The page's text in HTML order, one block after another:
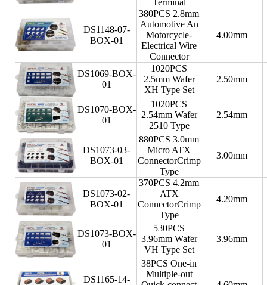
Terminal
DS1148-07-
BOX-01
380PCS 2.8mm
Automotive An
Motorcycle-
Electrical Wire
Connector
4.00mm
DS1069-BOX-
01
1020PCS
2.5mm Wafer
XH Type Set
2.50mm
DS1070-BOX-
01
1020PCS
2.54mm Wafer
2510 Type
2.54mm
DS1073-03-
BOX-01
880PCS 3.0mm
Micro ATX
ConnectorCrimp
Type
3.00mm
DS1073-02-
BOX-01
370PCS 4.2mm
ATX
ConnectorCrimp
Type
4.20mm
DS1073-BOX-
01
530PCS
3.96mm Wafer
VH Type Set
3.96mm
DS1165-14-
38PCS One-in
Multiple-out